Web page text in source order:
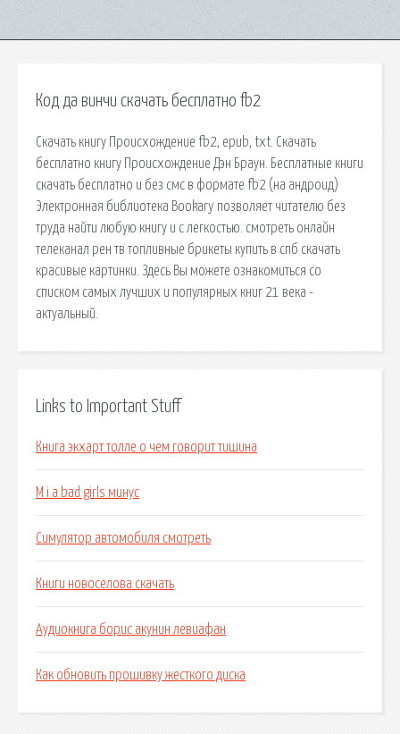
Код да винчи скачать бесплатно fb2
Скачать книгу Происхождение fb2, epub, txt. Скачать
бесплатно книгу Происхождение Дэн Браун. Бесплатные книги
скачать бесплатно и без смс в формате fb2 (на андроид)
Электронная библиотека Bookary позволяет читателю без
труда найти любую книгу и с легкостью. смотреть онлайн
телеканал рен тв топливные брикеты купить в спб скачать
красивые картинки. Здесь Вы можете ознакомиться со
списком самых лучших и популярных книг 21 века -
актуальный.
Links to Important Stuff
Книга экхарт толле о чем говорит тишина
M i a bad girls минус
Симулятор автомобиля смотреть
Книги новоселова скачать
Аудиокнига борис акунин левиафан
Как обновить прошивку жесткого диска